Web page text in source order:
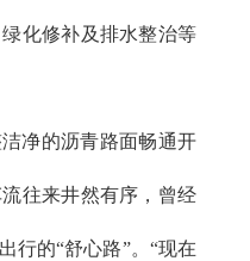
化修补及排水整治等
净的沥青路面畅通开
往来井然有序，曾经
行的“舒心路”。“现在